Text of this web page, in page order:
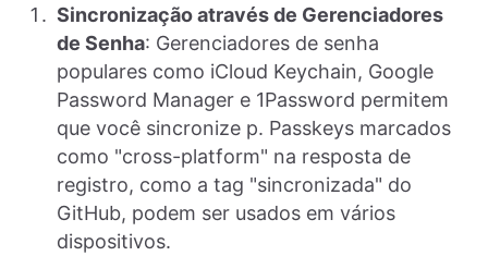
Sincronização através de Gerenciadores
de Senha: Gerenciadores de senha
populares como iCloud Keychain, Google
Password Manager e 1Password permitem
que você sincronize p. Passkeys marcados
como "cross-platform" na resposta de
registro, como a tag "sincronizada" do
GitHub, podem ser usados em vários
dispositivos.